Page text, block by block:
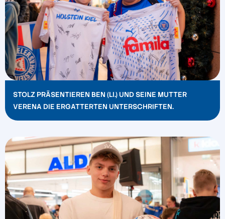
STOLZ PRÄSENTIEREN BEN (LI.) UND SEINE MUTTER
VERENA DIE ERGATTERTEN UNTERSCHRIFTEN.